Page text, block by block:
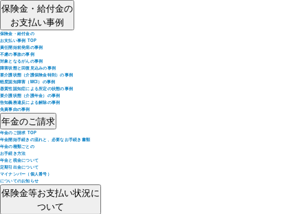
保険金・給付金の
お支払い事例
保険金・給付金の
お支払い事例 TOP
責任開始前発病の事例
不慮の事故の事例
対象となるがんの事例
障害状態と回復見込みの事例
要介護状態（介護保険金特則）の事例
軽度認知障害（MCI）の事例
器質性認知症による所定の状態の事例
要介護状態（介護年金）の事例
告知義務違反による解除の事例
免責事由の事例
年金のご請求
年金のご請求 TOP
年金開始手続きの流れと、必要なお手続き書類
年金の種類ごとの
お手続き方法
年金と税金について
定期引出金について
マイナンバー（個人番号）
についてのお知らせ
保険金等お支払い状況に
ついて